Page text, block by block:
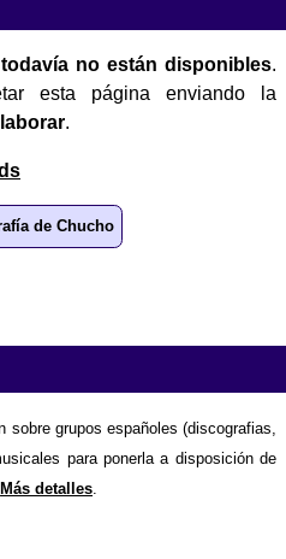
todavía no están disponibles.
esta página enviando la
.
de Chucho
sobre grupos españoles (discografias,
para ponerla a disposición de
Más detalles